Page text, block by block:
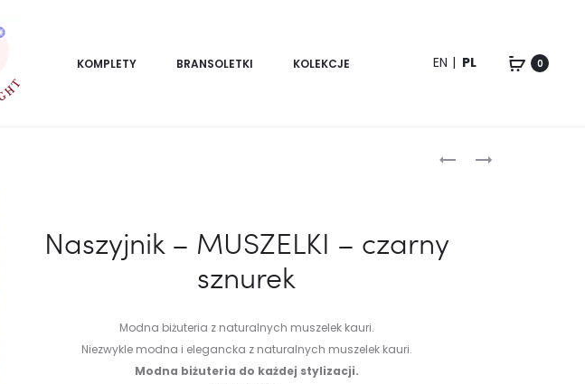
KOMPLETY BRANSOLETKI KOLEKCJE 0
EN PL
Product
BRANSOLETKA
BRANSOLETKA
Naszyjnik – MUSZELKI – czarny
sznurek
Modna biżuteria z naturalnych muszelek kauri.
Niezwykle modna i elegancka z naturalnych muszelek kauri.
Modna biżuteria do każdej stylizacji.